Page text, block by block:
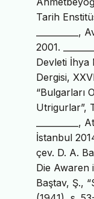
Tarih
2001.
Devleti İhya
Dergisi,
“Bulgarları
Utrigurlar”,
İstanbul
çev. D. A.
Die Awaren
Baştav, Ş.,